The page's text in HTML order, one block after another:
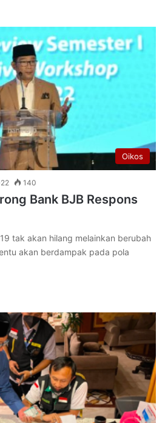
Oikos
140
Bank BJB Respons
tak akan hilang melainkan berubah
akan berdampak pada pola